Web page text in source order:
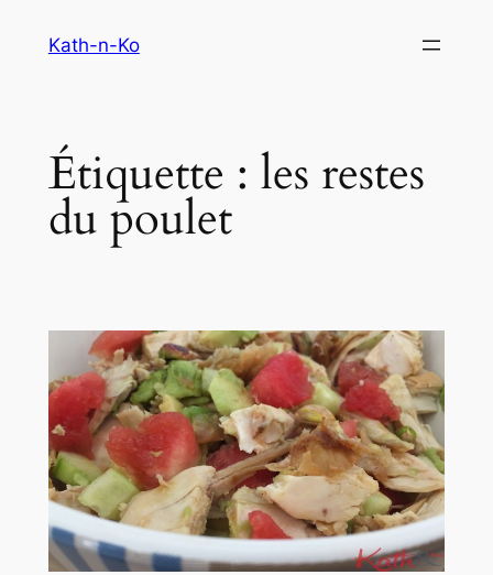
Kath-n-Ko
Étiquette : les restes
du poulet